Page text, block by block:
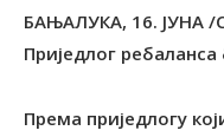
БАЊАЛУКА, 16. ЈУНА /
Приједлог
Према приједлогу